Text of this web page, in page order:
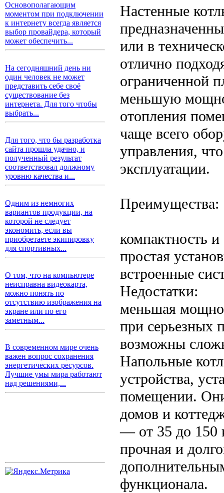
Основополагающим
моментом при подключении
к интернету всегда является
выбор провайдера, который
может обеспечить...
На сегодняшний день ни
один человек не может
представить себе своё
существование без
интернета. Для того чтобы
выбрать...
Для того, что бы разработка
сайта прошла удачно, и
полученный результат
соответствовал должному
уровню качества и...
Одним из немногих
вариантов продукции, на
которой не следует
экономить, если вы
приобретаете экипировку
для спортивных...
О том, что на компьютере
неисправна видеокарта,
можно понять по
отсутствию изображения на
экране или по его
заметным...
В современном мире очень
важен вопрос сохранения
энергетических ресурсов.
Лучшие умы мира работают
над решениями,...
Настенные
или в
отлично
ограниченной
меньшую
отопления
чаще всего
управления,
эксплуатации.
Преимущества:
компактность
простая
встроенные
Недостатки:
меньшая
при серьезных
возможны
Напольные
устройства,
помещении.
домов и
— от 35 до 150
прочная и
функционала.